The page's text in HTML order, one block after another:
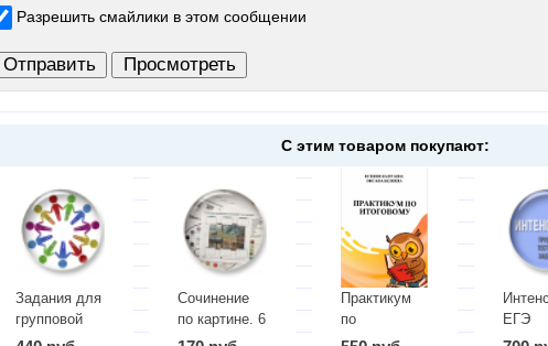
Разрешить смайлики в этом сообщении
С этим товаром покупают:
Задания для
групповой
работы на
Сочинение
по картине. 6
класс
Практикум
по
Итоговому
ЕГЭ